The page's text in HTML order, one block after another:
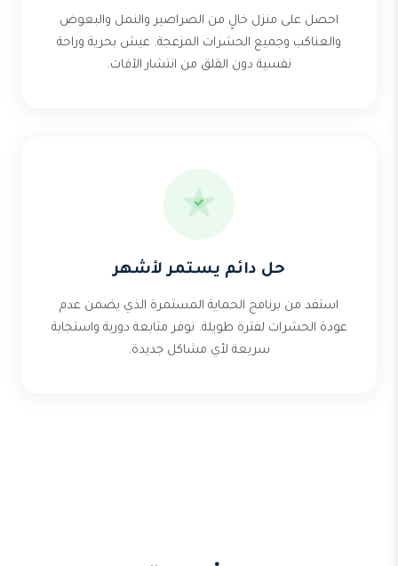
احصل على منزل خالٍ من الصراصير والنمل والبعوض
والعناكب وجميع الحشرات المزعجة. عيش بحرية وراحة
نفسية دون القلق من انتشار الآفات.
حل دائم يستمر لأشهر
استفد من برنامج الحماية المستمرة الذي يضمن عدم
عودة الحشرات لفترة طويلة. نوفر متابعة دورية واستجابة
سريعة لأي مشاكل جديدة.